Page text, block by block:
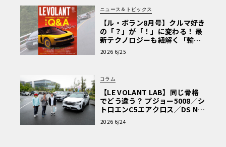
ニュース＆トピックス
【ル・ボラン8月号】クルマ好き
の「？」が「！」に変わる！ 最
新テクノロジーも紐解く「輸入
車Q&A」
2026 6/25
コラム
【LE VOLANT LAB】同じ骨格
でどう違う？ プジョー5008／シ
トロエンC5エアクロス／DS Nº4
読者一気乗りレポート
2026 6/24